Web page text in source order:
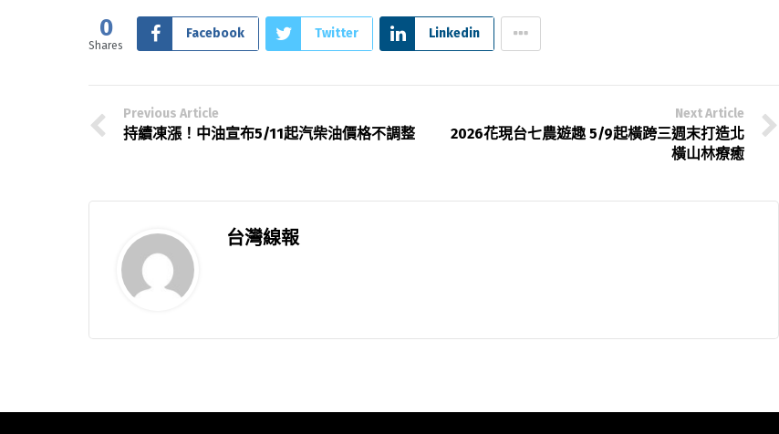
0
Shares
Facebook Twitter Linkedin
Previous Article
持續凍漲！中油宣布5/11起汽柴油價格不調整
Next Article
2026花現台七農遊趣 5/9起橫跨三週末打造北
橫山林療癒
台灣線報